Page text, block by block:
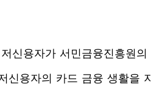
신용자가 서민금융진흥원의
신용자의 카드 금융 생활을